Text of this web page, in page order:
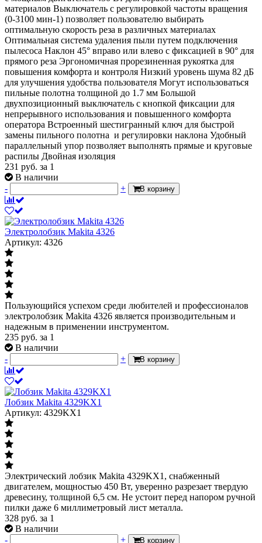
материалов Выключатель с регулировкой частоты вращения
(0-3100 мин-1) позволяет пользователю выбирать
оптимальную скорость реза в различных материалах
Оптимальная система удаления пыли путем подключения
пылесоса Наклон 45° вправо или влево с фиксацией в 90° для
прямого реза Эргономичная прорезиненная рукоятка для
повышения комфорта и контроля Низкий уровень шума 82 дБ
для улучшения удобства пользователя Могут использоваться
пильные полотна толщиной до 1.7 мм Большой
двухпозиционный выключатель с кнопкой фиксации для
непрерывного использования и повышенного комфорта
оператора Встроенный шестигранный ключ для быстрой
замены пильного полотна и регулировки наклона Удобный
параллельный упор позволяет выполнять прямые и круговые
распилы Двойная изоляция
231 руб. за 1
В наличии
-
+ В корзину
Электролобзик Makita 4326
Артикул: 4326
Пользующийся успехом среди любителей и профессионалов
электролобзик Makita 4326 является производительным и
надежным в применении инструментом.
235 руб. за 1
В наличии
-
+ В корзину
Лобзик Makita 4329KX1
Артикул: 4329KX1
Электрический лобзик Makita 4329KX1, снабженный
двигателем, мощностью 450 Вт, уверенно разрезает твердую
древесину, толщиной 6,5 см. Не устоит перед напором ручной
пилки даже 6 миллиметровый лист металла.
328 руб. за 1
В наличии
-
+ В корзину